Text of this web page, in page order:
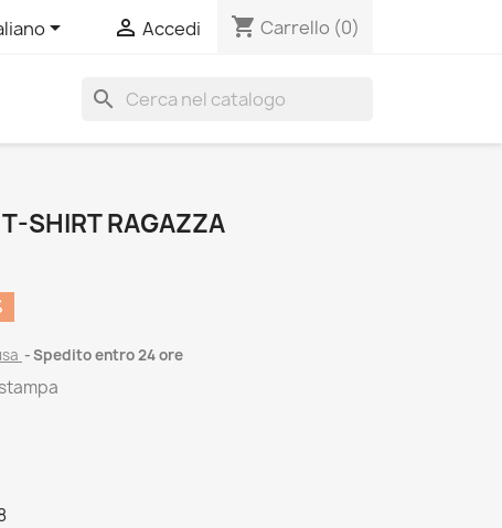
  Accedi shopping_cart Carrello (0)
search
SHIRT RAGAZZA
Spedito entro 24 ore